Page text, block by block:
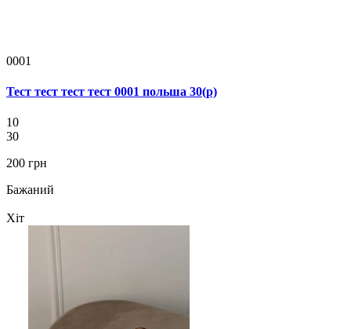
0001
Тест тест тест тест 0001 польша 30(р)
10
30
200 грн
Бажаний
Хіт